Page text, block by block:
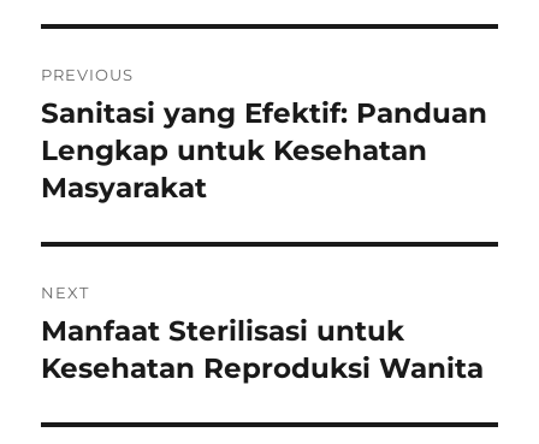
navigation
PREVIOUS
Previous
post:
Sanitasi yang Efektif: Panduan
Lengkap untuk Kesehatan
Masyarakat
NEXT
Next
post:
Manfaat Sterilisasi untuk
Kesehatan Reproduksi Wanita